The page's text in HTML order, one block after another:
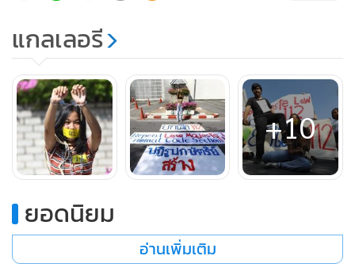
ด้านนายสมยศอ้างว่า มาตรา 112 เป็นกฎหมายที่ล้าหลัง และปิด
กั้นสิทธิเสรีภาพการแสดงความเห็นและแสดงออกทาง
ประชาธิปไตย เป็นเครื่องมือทำลายล้างฝ่ายตรงข้ามโดยรัฐบาล
จึงมายื่นข้อเรียกร้องเพื่อให้ยกเลิกกฎหมายมาตรานี้ ให้บ้านเมือง
ก้าวไปข้างหน้า
เหมือน 10 ปีก่อน เพราะมีผู้เห็นด้วยจำนวนมาก โดยเฉพาะ
เยาวชนระดับนักเรียนชั้นมัธยม และเราจะเคลื่อนไหวในระดับ
นานาชาติ จะส่งจดหมายไปยังองค์กรภาคประชาชนทั่วโลกเพื่อ
แกลเลอรี
+10
ยอดนิยม
อ่านเพิ่มเติม